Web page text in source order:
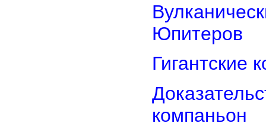
Юпитеров
Гигантские
компаньон